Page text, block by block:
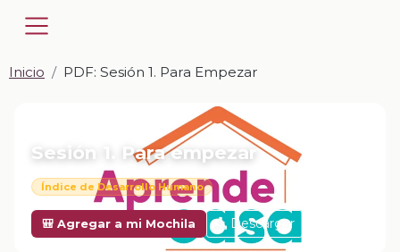
Inicio PDF: Sesión 1. Para Empezar
Sesión 1. Para empezar
Índice de Desarrollo Humano
🎒 Agregar a mi Mochila Descargar